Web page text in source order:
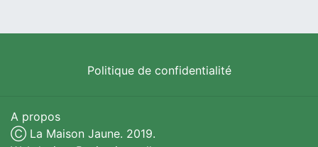
Politique de confidentialité
A propos
Ⓒ La Maison Jaune. 2019.